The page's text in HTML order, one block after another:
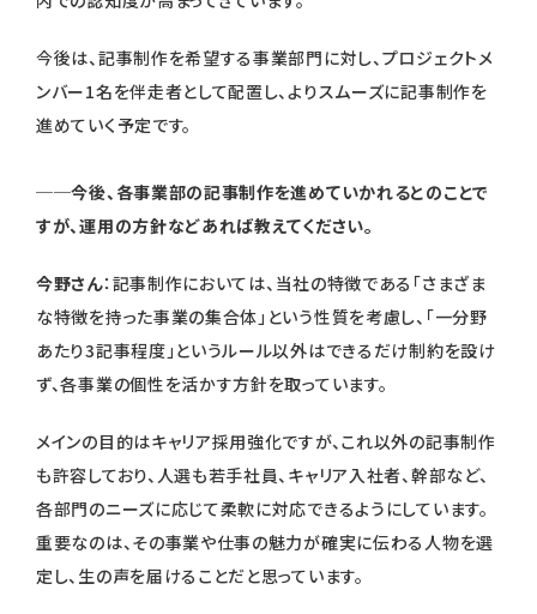
今後は、記事制作を希望する事業部門に対し、プロジェクトメ
ンバー1名を伴走者として配置し、よりスムーズに記事制作を
進めていく予定です。
──今後、各事業部の記事制作を進めていかれるとのことで
すが、運用の方針などあれば教えてください。
今野さん：記事制作においては、当社の特徴である「さまざま
な特徴を持った事業の集合体」という性質を考慮し、「一分野
あたり3記事程度」というルール以外はできるだけ制約を設け
ず、各事業の個性を活かす方針を取っています。
メインの目的はキャリア採用強化ですが、これ以外の記事制作
も許容しており、人選も若手社員、キャリア入社者、幹部など、
各部門のニーズに応じて柔軟に対応できるようにしています。
重要なのは、その事業や仕事の魅力が確実に伝わる人物を選
定し、生の声を届けることだと思っています。